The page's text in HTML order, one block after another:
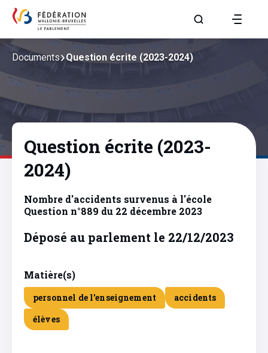
Aller à la page
Documents Question écrite (2023-2024)
Question écrite (2023-
2024)
Nombre d'accidents survenus à l'école
Question n°889 du 22 décembre 2023
Déposé au parlement le 22/12/2023
Matière(s)
personnel de l'enseignement
accidents
élèves